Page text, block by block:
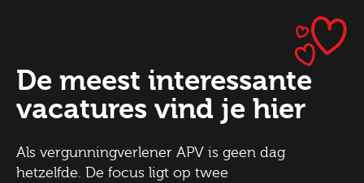
De meest interessante
vacatures vind je hier
Als vergunningverlener APV is geen dag
hetzelfde. De focus ligt op twee